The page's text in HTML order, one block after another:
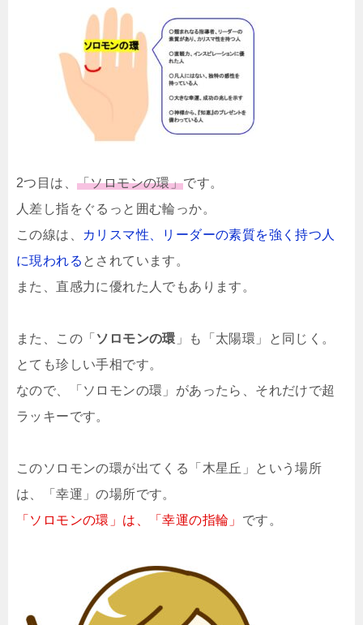
2つ目は、 「ソロモンの環」です。
人差し指をぐるっと囲む輪っか。
この線は、
カリスマ性、リーダーの素質を強く持つ人
に現われる とされています。
また、直感力に優れた人でもあります。
また、この「 ソロモンの環 」も「太陽環」と同じく。
とても珍しい手相です。
なので、「ソロモンの環」があったら、それだけで超
ラッキーです。
このソロモンの環が出てくる「木星丘」という場所
は、「幸運」の場所です。
「ソロモンの環」は、「幸運の指輪」 です。